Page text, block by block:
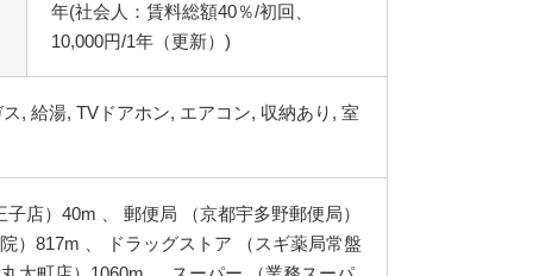
年(社会人：賃料総額40％/初回、
10,000円/1年（更新）)
店）40m 、 郵便局 （京都宇多野郵便局）
）817m 、 ドラッグストア （スギ薬局常盤